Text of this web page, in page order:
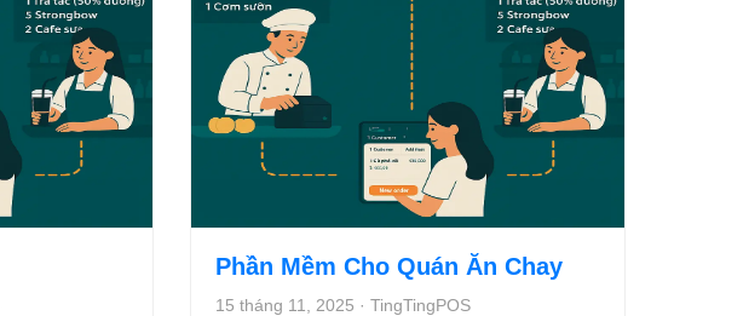
Phần Mềm Cho Quán Ăn Chay
15 tháng 11, 2025 · TingTingPOS